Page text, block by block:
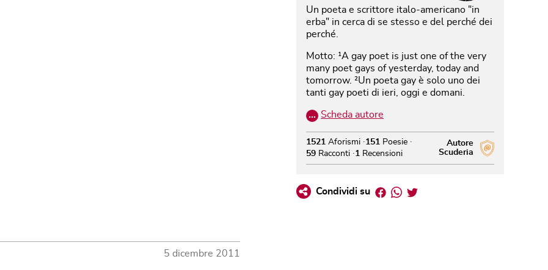
5 dicembre 2011
Un poeta e scrittore italo-americano "in
erba" in cerca di se stesso e del perché dei
perché.
Motto: ¹A gay poet is just one of the very
many poet gays of yesterday, today and
tomorrow. ²Un poeta gay è solo uno dei
tanti gay poeti di ieri, oggi e domani.
… Scheda autore
Autore
Scuderia
1521 Aforismi 151
Poesie
59 Racconti 1 Recensioni
Condividi su Facebook
Whatsapp
Twitter